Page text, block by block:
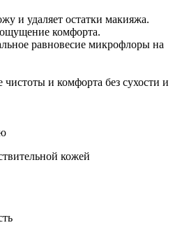
и удаляет остатки макияжа.
комфорта.
равновесие микрофлоры на
и комфорта без сухости и
кожей